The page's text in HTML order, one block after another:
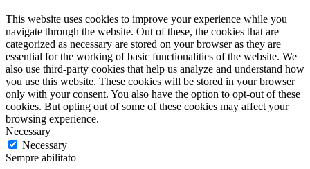
This website uses cookies to improve your experience while you
navigate through the website. Out of these, the cookies that are
categorized as necessary are stored on your browser as they are
essential for the working of basic functionalities of the website. We
also use third-party cookies that help us analyze and understand how
you use this website. These cookies will be stored in your browser
only with your consent. You also have the option to opt-out of these
cookies. But opting out of some of these cookies may affect your
browsing experience.
Necessary
Necessary
Sempre abilitato